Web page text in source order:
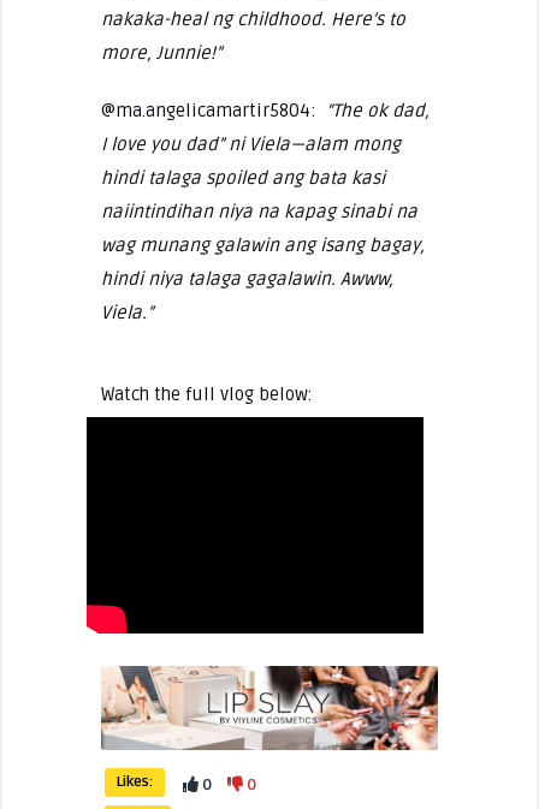
nakaka-heal ng childhood. Here’s to
more, Junnie!”
@ma.angelicamartir5804:
“The ok dad,
I love you dad” ni Viela—alam mong
hindi talaga spoiled ang bata kasi
naiintindihan niya na kapag sinabi na
wag munang galawin ang isang bagay,
hindi niya talaga gagalawin. Awww,
Viela.”
Watch the full vlog below:
Likes: 0 0